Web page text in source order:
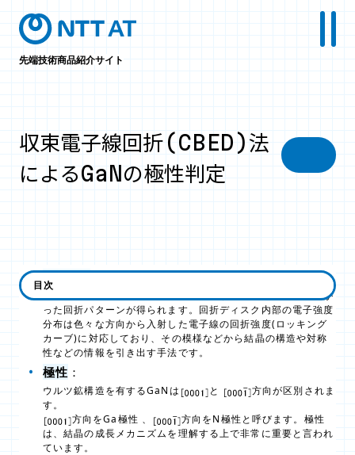
先端技術商品紹介サイト
収束電子線回折(CBED)法
によるGaNの極性判定
CBED法：
円錐状に収束した電子線を試料に入射するとディスク状に広が
った回折パターンが得られます。回折ディスク内部の電子強度
分布は色々な方向から入射した電子線の回折強度(ロッキング
カーブ)に対応しており、その模様などから結晶の構造や対称
性などの情報を引き出す手法です。
極性 ：
ウルツ鉱構造を有するGaNは と
方向が区別されま
す。
方向をGa極性 、
方向をN極性と呼びます。極性
は、結晶の成長メカニズムを理解する上で非常に重要と言われ
ています。
目次